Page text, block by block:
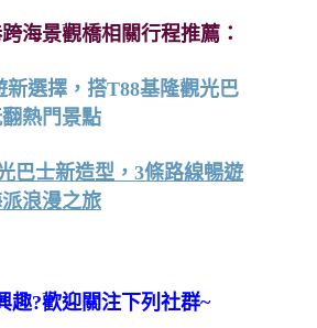
海景觀橋相關行程推薦：
新選擇，搭T88基隆觀光巴
熱門景點
巴士新造型，3條路線暢遊
浪漫之旅
趣?歡迎關注下列社群~